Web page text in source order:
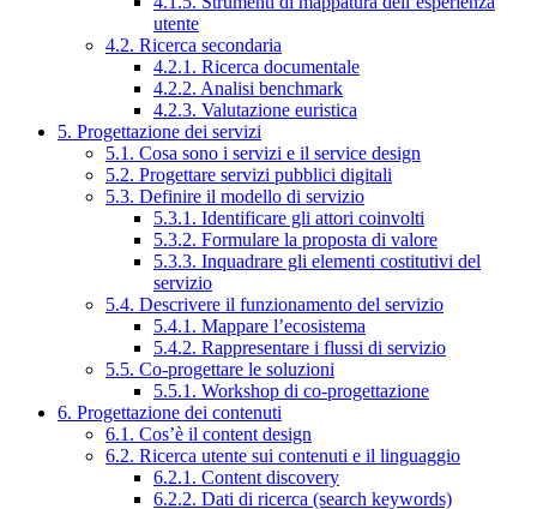
utente
4.2. Ricerca secondaria
4.2.1. Ricerca documentale
4.2.2. Analisi benchmark
4.2.3. Valutazione euristica
5. Progettazione dei servizi
5.1. Cosa sono i servizi e il service design
5.2. Progettare servizi pubblici digitali
5.3. Definire il modello di servizio
5.3.1. Identificare gli attori coinvolti
5.3.2. Formulare la proposta di valore
5.3.3. Inquadrare gli elementi costitutivi del
servizio
5.4. Descrivere il funzionamento del servizio
5.4.1. Mappare l’ecosistema
5.4.2. Rappresentare i flussi di servizio
5.5. Co-progettare le soluzioni
5.5.1. Workshop di co-progettazione
6. Progettazione dei contenuti
6.1. Cos’è il content design
6.2. Ricerca utente sui contenuti e il linguaggio
6.2.1. Content discovery
6.2.2. Dati di ricerca (search keywords)